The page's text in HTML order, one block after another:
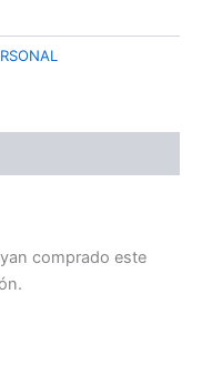
comprado este